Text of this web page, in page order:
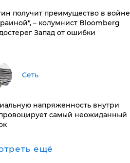
получит преимущество в войне
– колумнист Bloomberg
Запад от ошибки
Сеть
напряженность внутри
самый неожиданный
ещё